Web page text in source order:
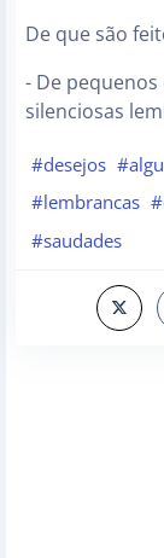
De que são
- De pequenos
silenciosas
#desejos
#lembrancas
#saudades